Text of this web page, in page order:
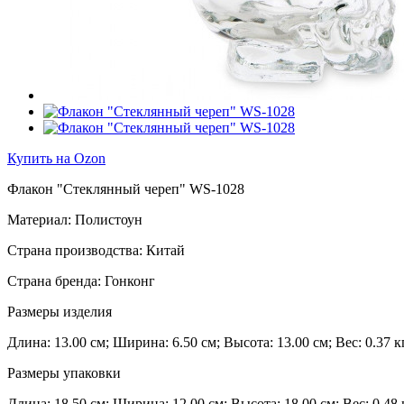
Купить на Ozon
Флакон "Стеклянный череп" WS-1028
Материал: Полистоун
Страна производства: Китай
Страна бренда: Гонконг
Размеры изделия
Длина: 13.00 см; Ширина: 6.50 см; Высота: 13.00 см; Вес: 0.37
Размеры упаковки